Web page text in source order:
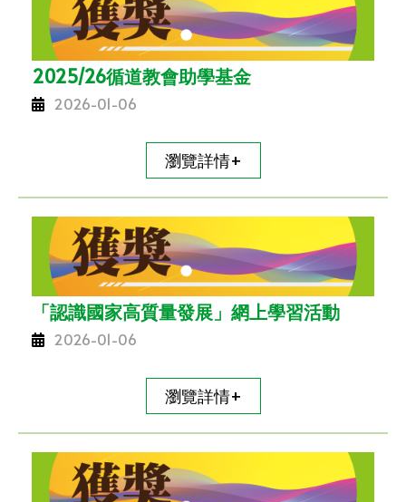
2025/26循道教會助學基金
2026-01-06
瀏覽詳情+
「認識國家高質量發展」網上學習活動
2026-01-06
瀏覽詳情+